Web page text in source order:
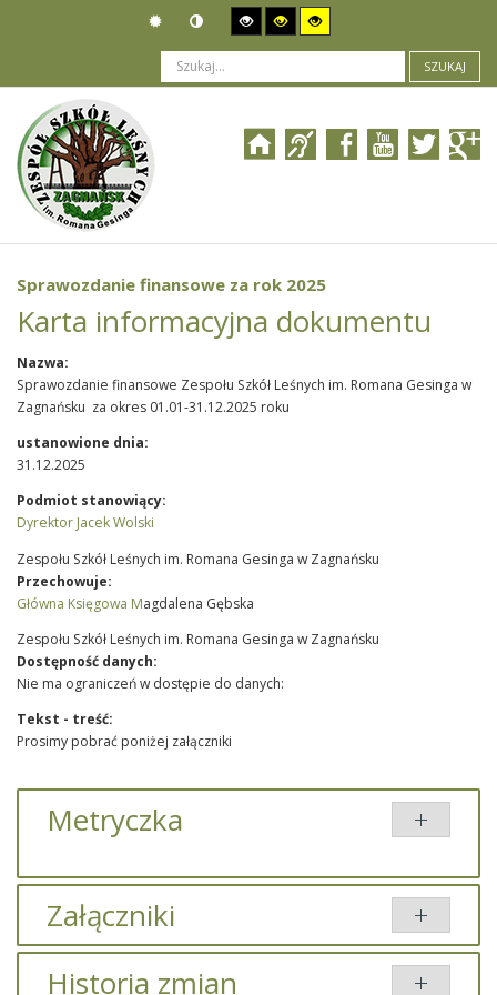
SZUKAJ
Jesteś tutaj: Działalność
Sprawozdanie finansowe za rok 2025
Sprawozdanie finansowe za rok 2025
Karta informacyjna dokumentu
Nazwa:
Sprawozdanie finansowe Zespołu Szkół Leśnych im. Romana Gesinga w
Zagnańsku za okres 01.01-31.12.2025 roku
ustanowione dnia:
31.12.2025
Podmiot stanowiący:
Dyrektor Jacek Wolski
Zespołu Szkół Leśnych im. Romana Gesinga w Zagnańsku
Przechowuje:
Główna Księgowa Magdalena Gębska
Zespołu Szkół Leśnych im. Romana Gesinga w Zagnańsku
Dostępność danych:
Nie ma ograniczeń w dostępie do danych:
Tekst - treść:
Prosimy pobrać poniżej załączniki
Metryczka
Załączniki
Tytuł
Dodany
przez
Historia zmian